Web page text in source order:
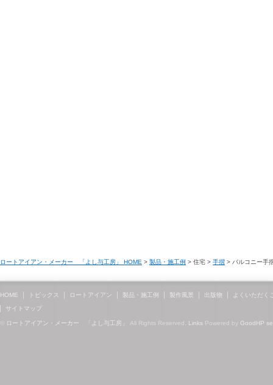
ロートアイアン・メーカー 「よし与工房」 HOME > 製品・施工例 > 住宅 > 手摺 > バルコニー手
HOME トピックス ロートアイアン 製品・施工例 製作風景 出版物
よくいただく
サイトマップ
ロートアイアン・メーカー 「よし与工房」 All Rights Reserved. Links Powered by GoodHP